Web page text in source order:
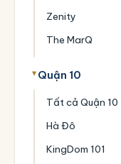
Zenity
The MarQ
Quận 10
Tất cả Quận 10
Hà Đô
KingDom 101